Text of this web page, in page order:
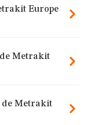
Europe
Metrakit
de Metrakit